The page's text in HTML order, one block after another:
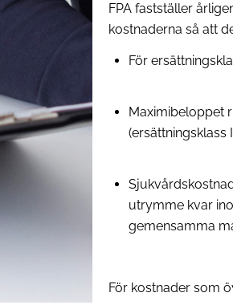
FPA fastställer
kostnaderna så att
För
Maximibeloppet
(ersättningsklass
utrymme kvar
gemensamma
För kostnader som